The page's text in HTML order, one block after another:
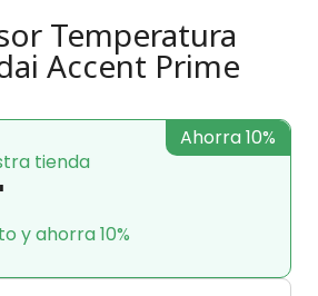
Temperatura
Accent Prime
tienda
y ahorra 10%
Ahorra 10%